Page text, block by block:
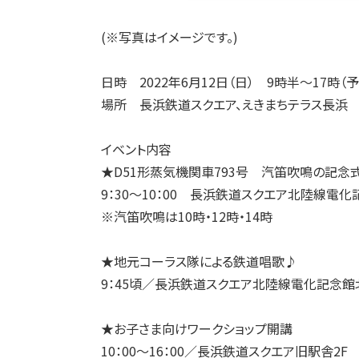
(※写真はイメージです。)
日時 2022年6月12日（日） 9時半～17時（予
場所 長浜鉄道スクエア、えきまちテラス長浜
イベント内容
★D51形蒸気機関車793号 汽笛吹鳴の記念
9：30～10：00 長浜鉄道スクエア北陸線電化
※汽笛吹鳴は10時・12時・14時
★地元コーラス隊による鉄道唱歌♪
9：45頃／長浜鉄道スクエア北陸線電化記念館
★お子さま向けワークショップ開講
10：00～16：00／長浜鉄道スクエア旧駅舎2F